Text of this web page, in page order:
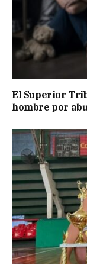
El Superior
hombre por